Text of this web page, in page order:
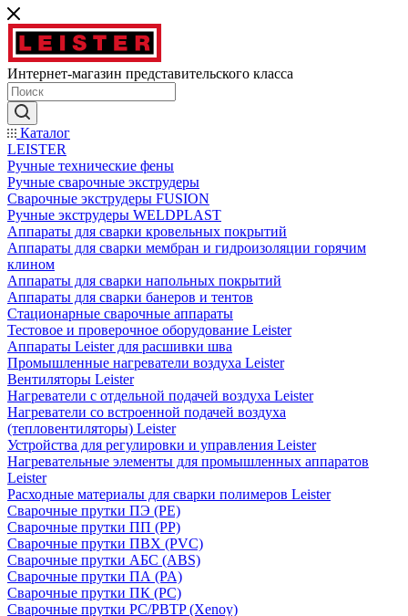
Интернет-магазин представительского класса
Каталог
LEISTER
Ручные технические фены
Ручные сварочные экструдеры
Сварочные экструдеры FUSION
Ручные экструдеры WELDPLAST
Аппараты для сварки кровельных покрытий
Аппараты для сварки мембран и гидроизоляции горячим
клином
Аппараты для сварки напольных покрытий
Аппараты для сварки банеров и тентов
Стационарные сварочные аппараты
Тестовое и проверочное оборудование Leister
Аппараты Leister для расшивки шва
Промышленные нагреватели воздуха Leister
Вентиляторы Leister
Нагреватели с отдельной подачей воздуха Leister
Нагреватели со встроенной подачей воздуха
(тепловентиляторы) Leister
Устройства для регулировки и управления Leister
Нагревательные элементы для промышленных аппаратов
Leister
Расходные материалы для сварки полимеров Leister
Сварочные прутки ПЭ (PE)
Сварочные прутки ПП (PP)
Сварочные прутки ПВХ (PVC)
Сварочные прутки АБС (ABS)
Сварочные прутки ПА (PA)
Сварочные прутки ПК (PC)
Сварочные прутки PC/PBTP (Xenoy)